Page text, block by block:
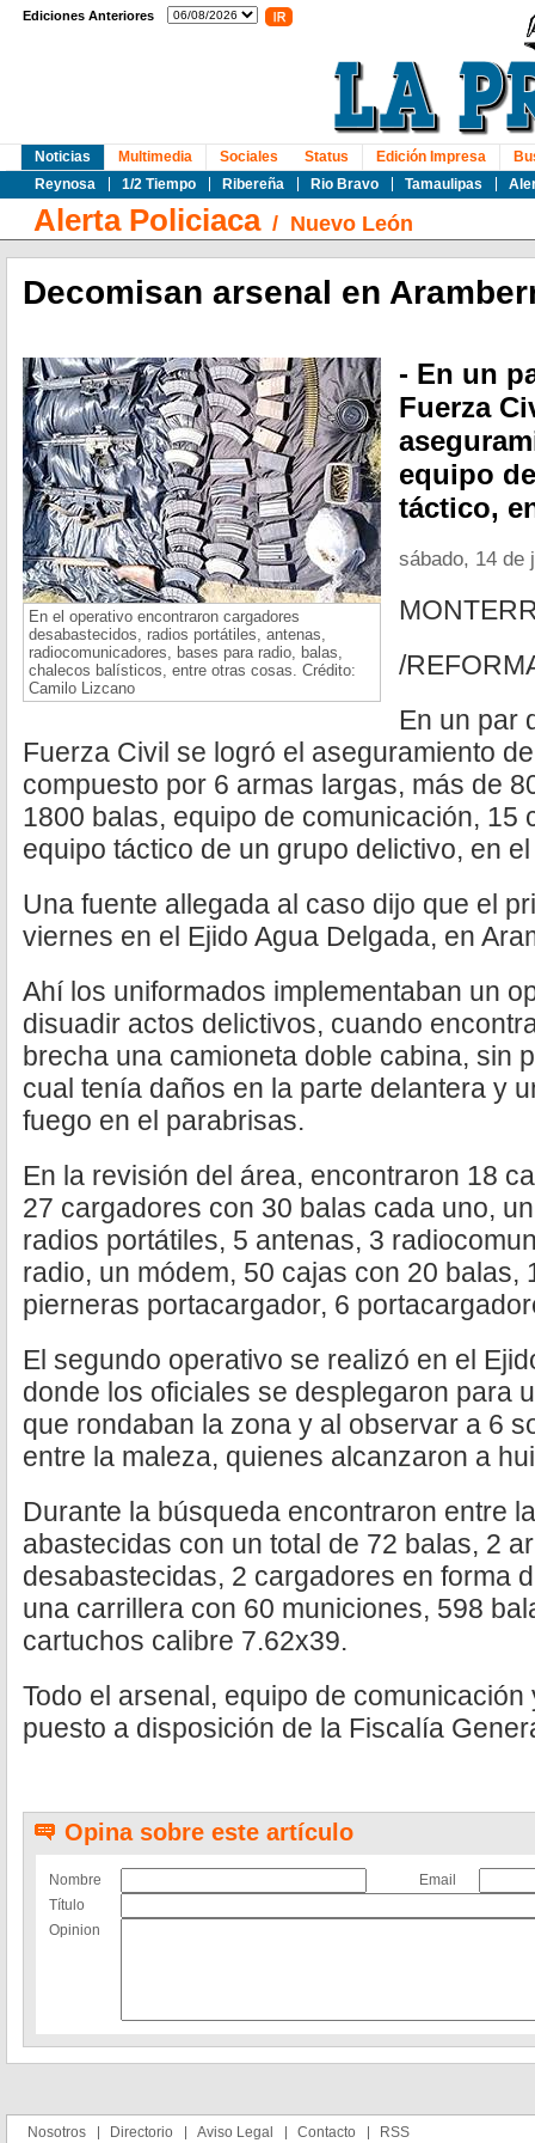
Ediciones Anteriores
Noticias
Reynosa
1/2 Tiempo Ribereña Rio Bravo Tamaulipas
Multimedia Sociales Status Edición Impresa
Alerta Policiaca/ Nuevo León
Decomisan arsenal en
En el operativo encontraron cargadores
desabastecidos, radios portátiles, antenas,
radiocomunicadores, bases para radio, balas,
chalecos balísticos, entre otras cosas. Crédito:
Camilo Lizcano
- En un
Fuerza
equipo
táctico,
sábado, 14 de
/
En un par
Fuerza Civil se logró el aseguramiento
compuesto por 6 armas largas, más de
1800 balas, equipo de comunicación, 15
equipo táctico de un grupo delictivo, en
Una fuente allegada al caso dijo que el
viernes en el Ejido Agua Delgada, en
Ahí los uniformados implementaban un
disuadir actos delictivos, cuando
brecha una camioneta doble cabina, sin
cual tenía daños en la parte delantera y
fuego en el parabrisas.
En la revisión del área, encontraron 18
27 cargadores con 30 balas cada uno,
radios portátiles, 5 antenas, 3
radio, un módem, 50 cajas con 20 balas,
pierneras portacargador, 6
El segundo operativo se realizó en el
donde los oficiales se desplegaron para
que rondaban la zona y al observar a 6
entre la maleza, quienes alcanzaron a
Durante la búsqueda encontraron entre
abastecidas con un total de 72 balas, 2
desabastecidas, 2 cargadores en forma
una carrillera con 60 municiones, 598
cartuchos calibre 7.62x39.
Todo el arsenal, equipo de
puesto a disposición de la Fiscalía
Opina sobre este artículo
Nombre
Email
Título
Opinion
Nosotros Directorio Aviso Legal Contacto RSS